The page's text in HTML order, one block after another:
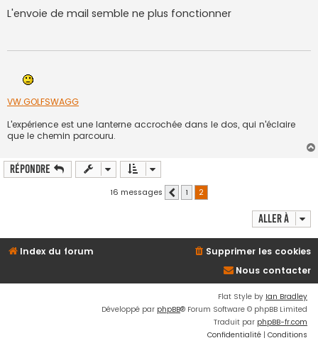
s
s
L'envoie de mail semble ne plus fonctionner
VW.GOLFSWAGG
L'expérience est une lanterne accrochée dans le dos, qui n'éclaire
que le chemin parcouru.
Répondre
16 messages Précédente
1 2
Aller à
Index du forum
Supprimer les cookies
Nous contacter
Flat Style by Ian Bradley
Développé par phpBB® Forum Software © phpBB Limited
Traduit par phpBB-fr.com
Confidentialité | Conditions